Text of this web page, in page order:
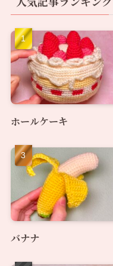
ホールケーキ
バナナ